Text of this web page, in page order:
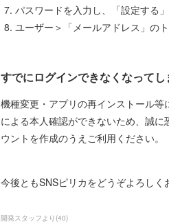
パスワードを入力し、「設定する
ユーザー＞「メールアドレス」の
すでにログインできなくなって
機種変更・アプリの再インストール
による本人確認ができないため、誠
ウントを作成のうえご利用ください。
今後ともSNSピリカをどうぞよろしく
開発スタッフより (40)